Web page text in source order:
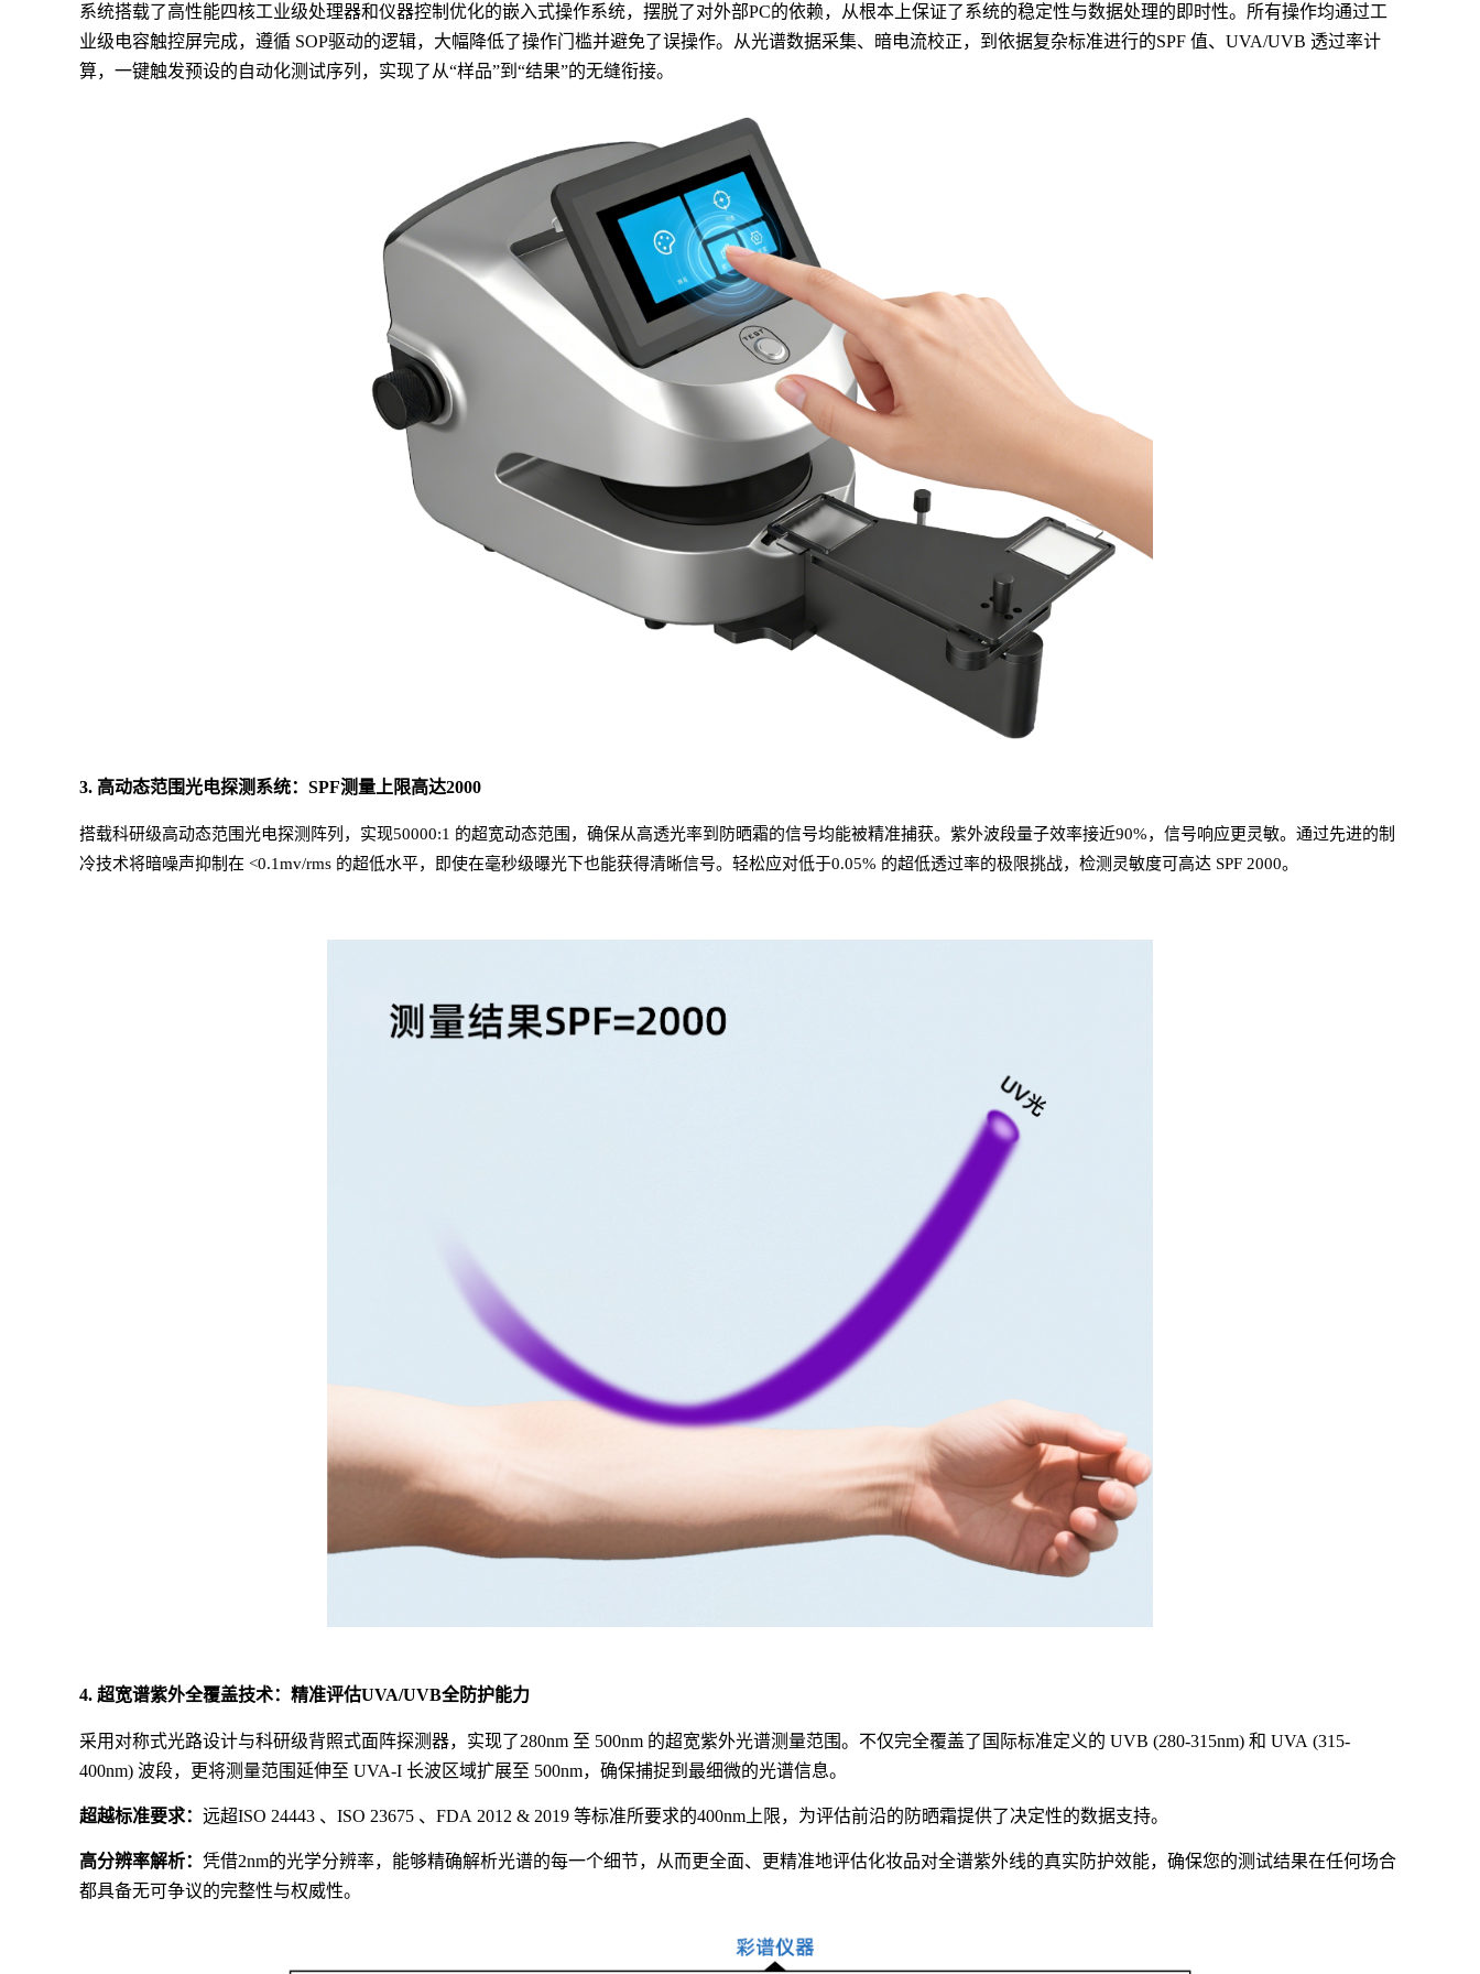
系统搭载了高性能四核工业级处理器和仪器控制优化的嵌入式操作系统，摆脱了对外部PC的依赖，从根本上保证了系统的稳定性与数据处理的即时性。所有操作均通过工
业级电容触控屏完成，遵循 SOP驱动的逻辑， 大幅 降低了操作门槛并避免了误操作。从光谱数据采集、暗电流校正，到依据复杂标准进行的SPF 值、 UVA/UVB 透过率计
算，一键触发预设的自动化测试序列，实现了从“样品”到“结果”的无缝衔接。
3. 高动态范围光电探测系统： SPF测量上限高达2000
搭载科研级高动态范围光电探测阵列，实现50000:1 的超宽动态范围，确保从高透光率到 防晒霜的信号均能被精准捕获。紫外波段量子效率接近90%，信号响应更灵敏。通过先进的制
冷技术将暗噪声抑制在 <0.1mv/rms 的超低水平，即使在毫秒级曝光下也能获得清晰信号。轻松应对低于0.05% 的超低透过率的极限挑战，检测灵敏度可高达 SPF 2000。
4. 超宽谱紫外全覆盖技术：精准评估UVA/UVB全防护能力
采用对称式光路设计与科研级背照式面阵探测器，实现了280nm 至 500nm 的超宽紫外光谱测量范围。不仅完全覆盖了国际标准定义的 UVB (280-315nm) 和 UVA (315-
400nm) 波段，更将测量范围延伸至 UVA-I 长波区域扩展至 500nm，确保捕捉到最细微的光谱信息。
超越标准要求： 远超ISO 24443 、ISO 23675 、FDA 2012 & 2019 等标准所要求的400nm上限，为评估前沿的防晒霜提供了决定性的数据支持。
高分辨率解析： 凭借2nm的光学分辨率，能够精确解析光谱的每一个细节，从而更全面、更精准地评估化妆品对全谱紫外线的真实防护效能，确保您的测试结果在任何场合
都具备无可争议的完整性与权威性。